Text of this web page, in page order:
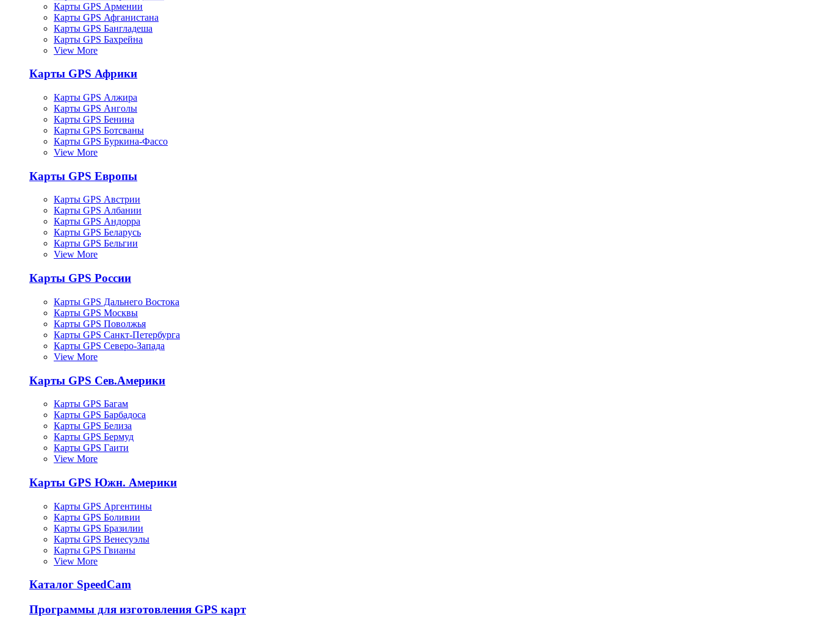
Карты GPS Армении
Карты GPS Афганистана
Карты GPS Бангладеша
Карты GPS Бахрейна
View More
Карты GPS Африки
Карты GPS Алжира
Карты GPS Анголы
Карты GPS Бенина
Карты GPS Ботсваны
Карты GPS Буркина-Фассо
View More
Карты GPS Европы
Карты GPS Австрии
Карты GPS Албании
Карты GPS Андорра
Карты GPS Беларусь
Карты GPS Бельгии
View More
Карты GPS России
Карты GPS Дальнего Востока
Карты GPS Москвы
Карты GPS Поволжья
Карты GPS Санкт-Петербурга
Карты GPS Северо-Запада
View More
Карты GPS Сев.Америки
Карты GPS Багам
Карты GPS Барбадоса
Карты GPS Белиза
Карты GPS Бермуд
Карты GPS Гаити
View More
Карты GPS Южн. Америки
Карты GPS Аргентины
Карты GPS Боливии
Карты GPS Бразилии
Карты GPS Венесуэлы
Карты GPS Гвианы
View More
Каталог SpeedCam
Программы для изготовления GPS карт